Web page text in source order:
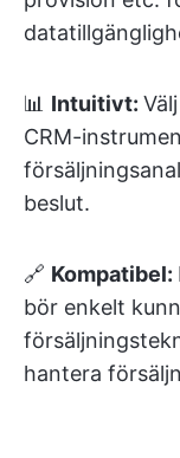
📊 Intuitivt:
CRM-
beslut.
🔗 Kompatibel:
bör enkelt
hantera